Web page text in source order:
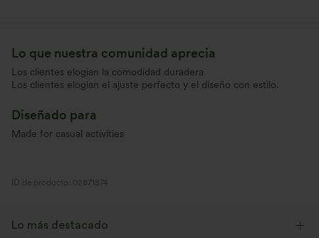
Lo que nuestra comunidad aprecia
Los clientes elogian la comodidad duradera
Los clientes elogian el ajuste perfecto y el diseño con estilo.
Diseñado para
Made for casual activities
ID de producto: 02871874
Lo más destacado